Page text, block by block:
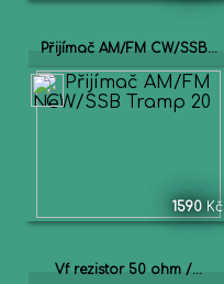
Přijímač AM/FM CW/SSB...
1590 Kč
Vf rezistor 50 ohm /...